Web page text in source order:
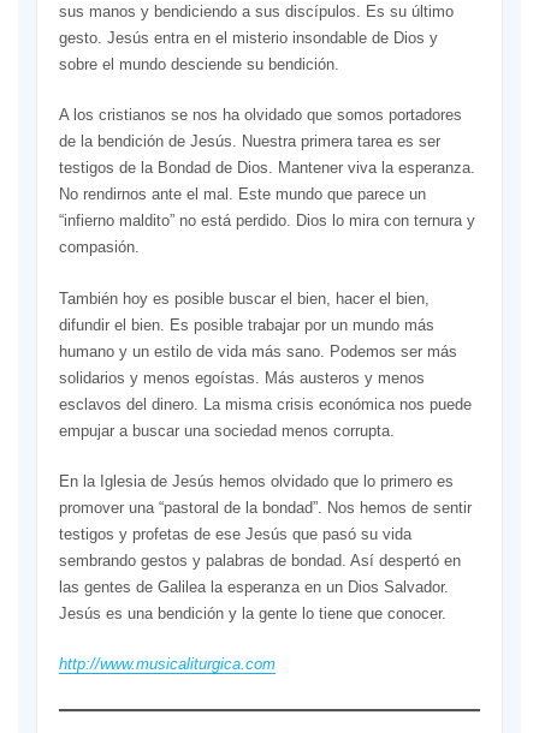
sus manos y bendiciendo a sus discípulos. Es su último
gesto. Jesús entra en el misterio insondable de Dios y
sobre el mundo desciende su bendición.
A los cristianos se nos ha olvidado que somos portadores
de la bendición de Jesús. Nuestra primera tarea es ser
testigos de la Bondad de Dios. Mantener viva la esperanza.
No rendirnos ante el mal. Este mundo que parece un
“infierno maldito” no está perdido. Dios lo mira con ternura y
compasión.
También hoy es posible buscar el bien, hacer el bien,
difundir el bien. Es posible trabajar por un mundo más
humano y un estilo de vida más sano. Podemos ser más
solidarios y menos egoístas. Más austeros y menos
esclavos del dinero. La misma crisis económica nos puede
empujar a buscar una sociedad menos corrupta.
En la Iglesia de Jesús hemos olvidado que lo primero es
promover una “pastoral de la bondad”. Nos hemos de sentir
testigos y profetas de ese Jesús que pasó su vida
sembrando gestos y palabras de bondad. Así despertó en
las gentes de Galilea la esperanza en un Dios Salvador.
Jesús es una bendición y la gente lo tiene que conocer.
http://www.musicaliturgica.com